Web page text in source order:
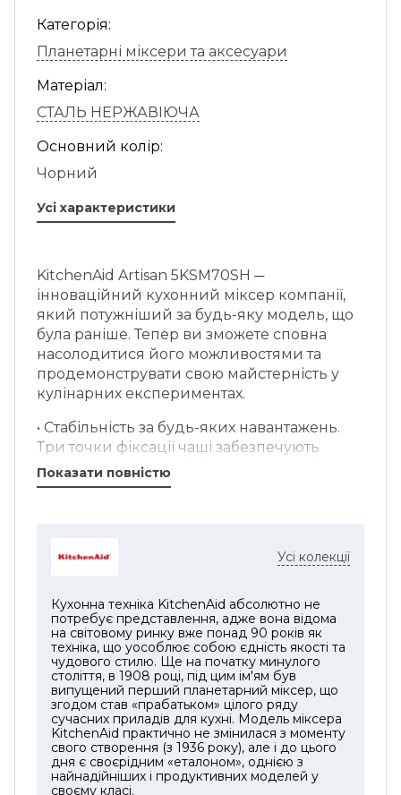
Категорія:
Планетарні міксери та аксесуари
Матеріал:
СТАЛЬ НЕРЖАВІЮЧА
Основний колір:
Чорний
Усі характеристики
KitchenAid Artisan 5KSM70SH ─
інноваційний кухонний міксер компанії,
який потужніший за будь-яку модель, що
була раніше. Тепер ви зможете сповна
насолодитися його можливостями та
продемонструвати свою майстерність у
кулінарних експериментах.
• Стабільність за будь-яких навантажень.
Три точки фіксації чаші забезпечують
неперевершену стійкість під час роботи.
Також вам не потрібно хвилюватися про
обладнаний захистом від перегріву, що
гарантує автоматичне вимкнення в разі
занадто високої температури. Ви можете
бути впевнені в його тривалій службі та
ефективності.
• Вишуканий дизайн. Новий KitchenAid
Artisan 6,6 л має елегантний і стильний
вигляд з міцним металевим кріпленням,
м'якою ручкою і вишуканими деталями.
Справжня прикраса вашої кухні!
Показати повністю
Усі колекції
Кухонна техніка KitchenAid абсолютно не
потребує представлення, адже вона відома
на світовому ринку вже понад 90 років як
техніка, що уособлює собою єдність якості та
чудового стилю. Ще на початку минулого
століття, в 1908 році, під цим ім'ям був
випущений перший планетарний міксер, що
згодом став «прабатьком» цілого ряду
сучасних приладів для кухні. Модель міксера
KitchenAid практично не змінилася з моменту
свого створення (з 1936 року), але і до цього
дня є своєрідним «еталоном», однією з
найнадійніших і продуктивних моделей у
своєму класі.